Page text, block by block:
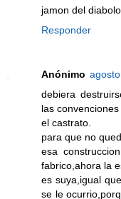
jamon del diabolo
Responder
Anónimo
debiera
las
el castrato.
para que no
esa
fabrico,ahora la
es suya,igual
se le